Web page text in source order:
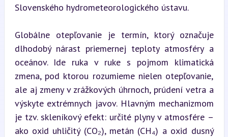
Slovenského hydrometeorologického ústavu.
Globálne otepľovanie je termín, ktorý označuje
dlhodobý nárast priemernej teploty atmosféry a
oceánov. Ide ruka v ruke s pojmom klimatická
zmena, pod ktorou rozumieme nielen otepľovanie,
ale aj zmeny v zrážkových úhrnoch, prúdení vetra a
výskyte extrémnych javov. Hlavným mechanizmom
je tzv. skleníkový efekt: určité plyny v atmosfére –
ako oxid uhličitý (CO₂), metán (CH₄) a oxid dusný